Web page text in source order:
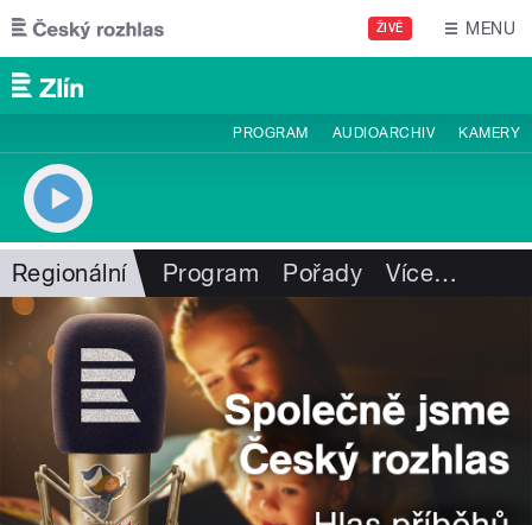
Přejít k hlavnímu obsahu
ŽIVĚ MENU
PROGRAM AUDIOARCHIV KAMERY
Regionální Program Pořady Více…